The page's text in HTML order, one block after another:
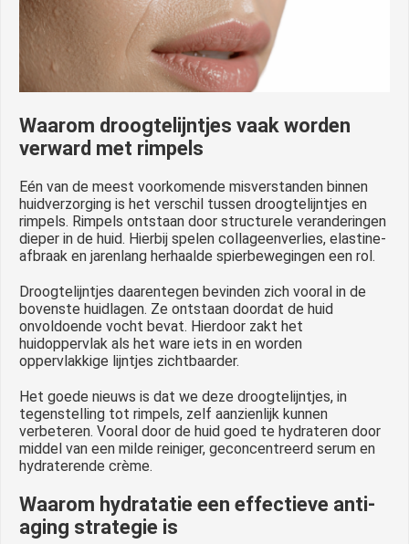
Waarom droogtelijntjes vaak worden
verward met rimpels
Eén van de meest voorkomende misverstanden binnen
huidverzorging is het verschil tussen droogtelijntjes en
rimpels. Rimpels ontstaan door structurele veranderingen
dieper in de huid. Hierbij spelen collageenverlies, elastine-
afbraak en jarenlang herhaalde spierbewegingen een rol.
Droogtelijntjes daarentegen bevinden zich vooral in de
bovenste huidlagen. Ze ontstaan doordat de huid
onvoldoende vocht bevat. Hierdoor zakt het
huidoppervlak als het ware iets in en worden
oppervlakkige lijntjes zichtbaarder.
Het goede nieuws is dat we deze droogtelijntjes, in
tegenstelling tot rimpels, zelf aanzienlijk kunnen
verbeteren. Vooral door de huid goed te hydrateren door
middel van een milde reiniger, geconcentreerd serum en
hydraterende crème.
Waarom hydratatie een effectieve anti-
aging strategie is